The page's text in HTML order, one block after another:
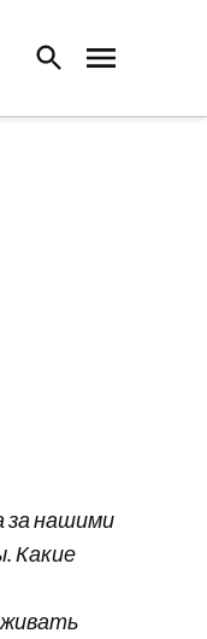
Открыть поиск
за нашими
Какие